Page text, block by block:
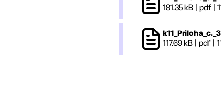
181.35 kB | pdf |
117.69 kB | pdf |